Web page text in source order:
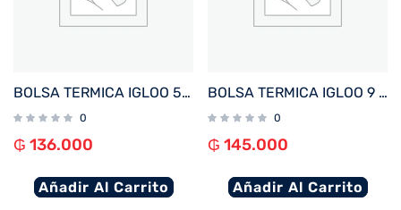
BOLSA TERMICA IGLOO 5 LATAS VERTICAL LUNCH ROSA 64303
0
₲ 136.000
Añadir Al Carrito
BOLSA TERMICA IGLOO 9 LATAS VERTICAL LUNCH RETRO AMARILLO 66061
0
₲ 145.000
Añadir Al Carrito